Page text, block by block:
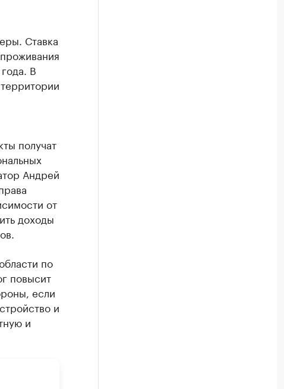
Ставка
В
получат
Андрей
от
доходы
по
повысит
если
и
и